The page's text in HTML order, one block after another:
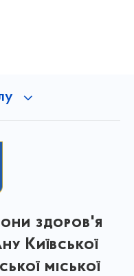
здоров'я
Київської
міської